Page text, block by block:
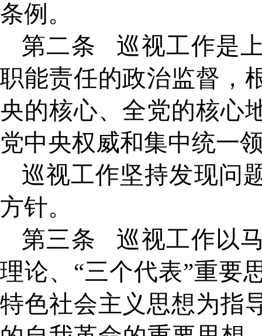
条例。
第二条
巡视工作是
职能责任的政治监督，
央的核心、全党的核心
党中央权威和集中统一
巡视工作坚持发现问
方针。
第三条
巡视工作以
理论、 “三个代表”重要
特色社会主义思想为指